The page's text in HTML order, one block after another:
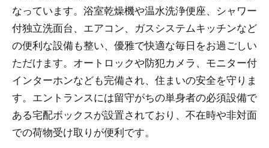
なっています。浴室乾燥機や温水洗浄便座、シャワー
付独立洗面台、エアコン、ガスシステムキッチンなど
の便利な設備も整い、優雅で快適な毎日をお過ごしい
ただけます。オートロックや防犯カメラ、モニター付
インターホンなども完備され、住まいの安全を守りま
す。エントランスには留守がちの単身者の必須設備で
ある宅配ボックスが設置されており、不在時や非対面
での荷物受け取りが便利です。